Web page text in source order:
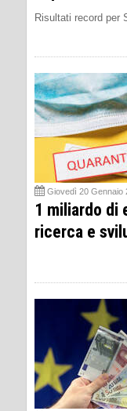
Risultati record per
Giovedì 20 Gennaio
1 miliardo di
ricerca e